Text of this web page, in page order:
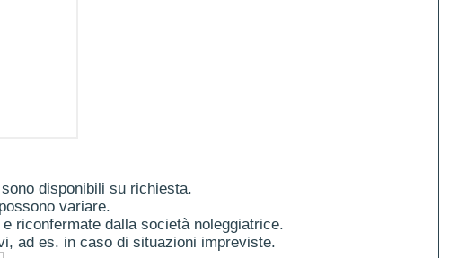
disponibili su richiesta.
variare.
riconfermate dalla società noleggiatrice.
ad es. in caso di situazioni impreviste.